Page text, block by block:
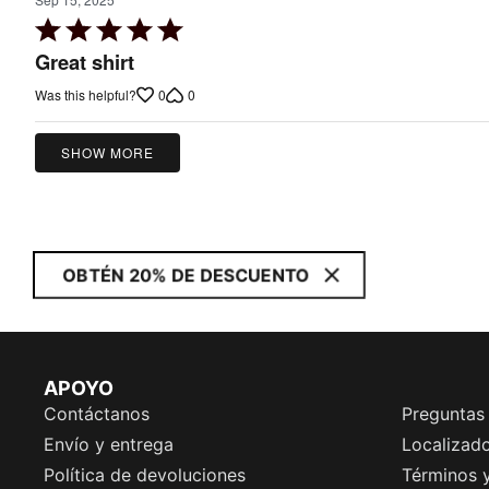
Rated
5
of
5
Great shirt
Was this helpful? 0 0
SHOW MORE
OBTÉN 20% DE DESCUENTO
APOYO
Contáctanos
Envío y entrega
Política de devoluciones
Términos